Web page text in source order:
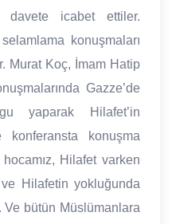
icabet ettiler.
konuşmaları
Murat Koç, İmam Hatip
Gazze’de
yaparak Hilafet’in
konferansta konuşma
Hilafet varken
Hilafetin yokluğunda
Ve bütün Müslümanlara